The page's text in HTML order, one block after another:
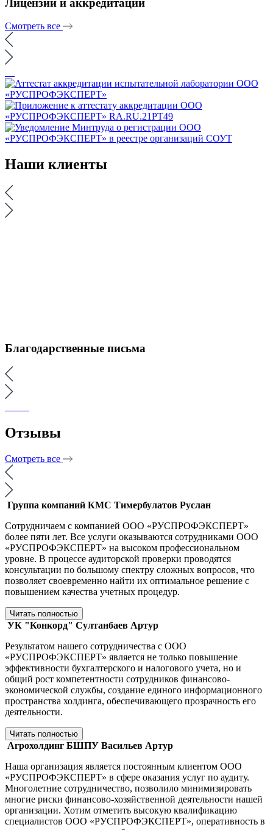
Смотреть все
Наши клиенты
Благодарственные письма
Отзывы
Смотреть все
Группа компаний КМС Тимербулатов Руслан
Сотрудничаем с компанией ООО «РУСПРОФЭКСПЕРТ»
более пяти лет. Все услуги оказываются сотрудниками ООО
«РУСПРОФЭКСПЕРТ» на высоком профессиональном
уровне. В процессе аудиторской проверки проводятся
консультации по большому спектру сложных вопросов, что
позволяет своевременно найти их оптимальное решение с
повышением качества учетных процедур.
Читать полностью
УК "Конкорд" Султанбаев Артур
Результатом нашего сотрудничества с ООО
«РУСПРОФЭКСПЕРТ» является не только повышение
эффективности бухгалтерского и налогового учета, но и
общий рост компетентности сотрудников финансово-
экономической службы, создание единого информационного
пространства холдинга, обеспечивающего прозрачность его
деятельности.
Читать полностью
Агрохолдинг БШПУ Васильев Артур
Наша организация является постоянным клиентом ООО
«РУСПРОФЭКСПЕРТ» в сфере оказания услуг по аудиту.
Многолетние сотрудничество, позволило минимизировать
многие риски финансово-хозяйственной деятельности нашей
организации. Хотим отметить высокую квалификацию
специалистов ООО «РУСПРОФЭКСПЕРТ», оперативность в